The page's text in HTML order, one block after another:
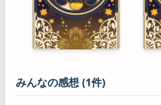
みんなの感想 (1件)